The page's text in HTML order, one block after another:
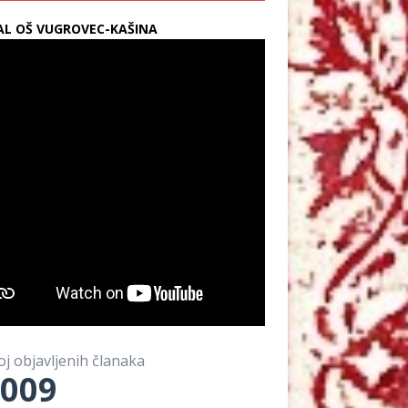
OŠ VUGROVEC-KAŠINA
objavljenih članaka